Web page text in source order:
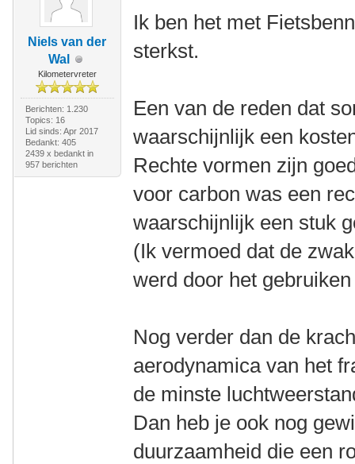
Niels van der
Wal
Kilometervreter
Berichten: 1.230
Topics: 16
Lid sinds: Apr 2017
Bedankt: 405
2439 x bedankt in
957 berichten
Ik ben het met
sterkst.
Een van de reden dat
waarschijnlijk een
Rechte vormen zijn
voor carbon was een
waarschijnlijk een stuk
(Ik vermoed dat de
werd door het
Nog verder dan de
aerodynamica van het
de minste
Dan heb je ook nog
duurzaamheid die een